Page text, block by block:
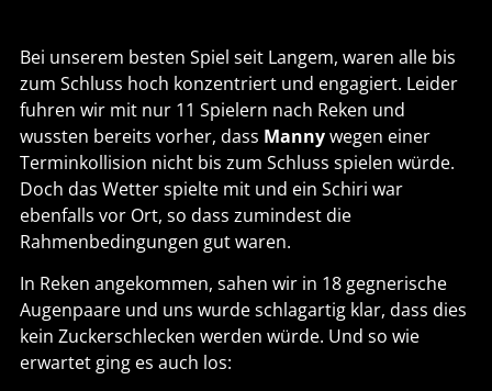
Bei unserem besten Spiel seit Langem, waren alle bis
zum Schluss hoch konzentriert und engagiert. Leider
fuhren wir mit nur 11 Spielern nach Reken und
wussten bereits vorher, dass Mannywegen einer
Terminkollision nicht bis zum Schluss spielen würde.
Doch das Wetter spielte mit und ein Schiri war
ebenfalls vor Ort, so dass zumindest die
Rahmenbedingungen gut waren.
In Reken angekommen, sahen wir in 18 gegnerische
Augenpaare und uns wurde schlagartig klar, dass dies
kein Zuckerschlecken werden würde. Und so wie
erwartet ging es auch los: